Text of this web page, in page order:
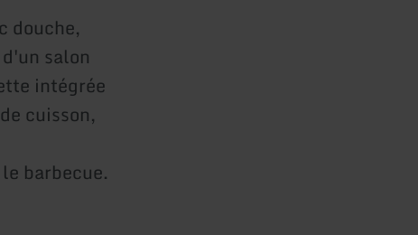
douche,
salon
intégrée
cuisson,
barbecue.